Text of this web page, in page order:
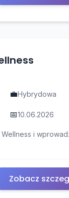
💼Hybrydowa
📅10.06.2026
i
Zobacz